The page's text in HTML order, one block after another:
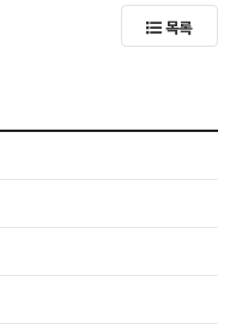
목록